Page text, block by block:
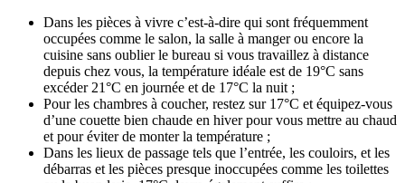
Dans les pièces à vivre c’est-à-dire qui sont fréquemment
occupées comme le salon, la salle à manger ou encore la
cuisine sans oublier le bureau si vous travaillez à distance
depuis chez vous, la température idéale est de 19°C sans
excéder 21°C en journée et de 17°C la nuit ;
Pour les chambres à coucher, restez sur 17°C et équipez-vous
d’une couette bien chaude en hiver pour vous mettre au chaud
et pour éviter de monter la température ;
Dans les lieux de passage tels que l’entrée, les couloirs, et les
débarras et les pièces presque inoccupées comme les toilettes